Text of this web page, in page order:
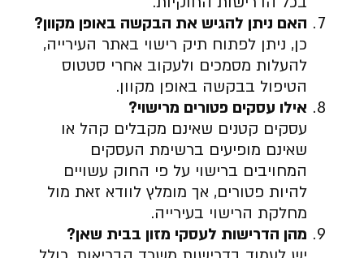
האם ניתן להגיש את הבקשה באופן מקוון?
כן, ניתן לפתוח תיק רישוי באתר העירייה,
להעלות מסמכים ולעקוב אחרי סטטוס
הטיפול בבקשה באופן מקוון.
אילו עסקים פטורים מרישוי?
עסקים קטנים שאינם מקבלים קהל או
שאינם מופיעים ברשימת העסקים
המחויבים ברישוי על פי החוק עשויים
להיות פטורים, אך מומלץ לוודא זאת מול
מחלקת הרישוי בעירייה.
מהן הדרישות לעסקי מזון בבית שאן?